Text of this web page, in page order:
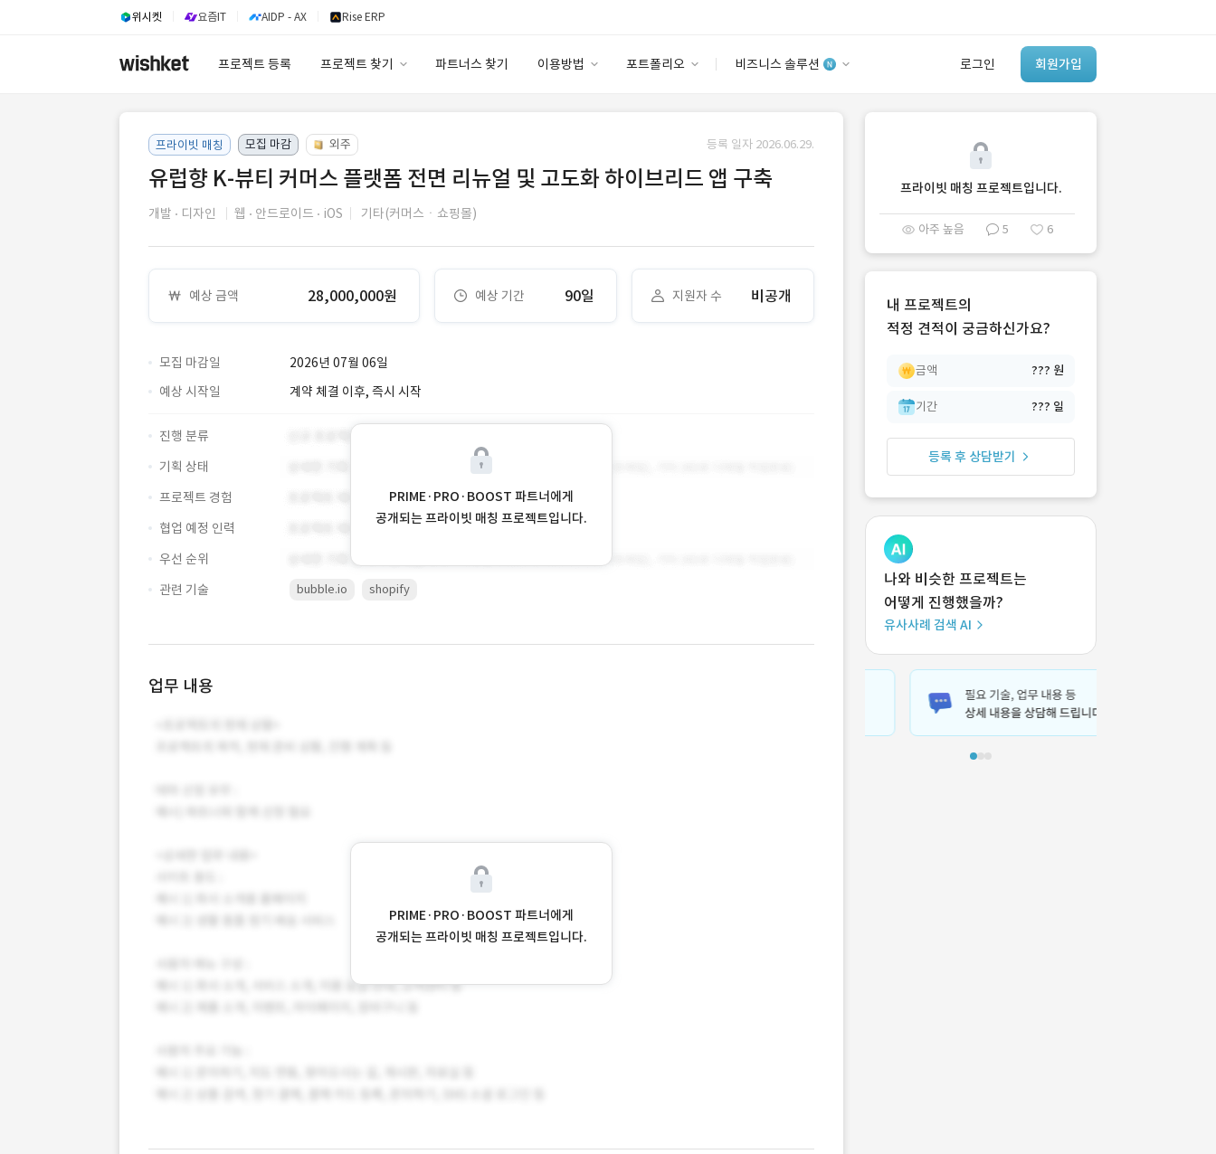
위시켓 요즘IT AIDP - AX Rise ERP
프로젝트 등록 프로젝트 찾기 파트너스 찾기 이용방법 포트폴리오 비즈니스 솔루션 로그인 회원가입
유사사례 검색 AI
이용요금
고객센터
안심 코드 케어
솔루션 마켓
스토어
유사사례 검색 AI
‘이런 거’ 만들어본
개발 회사 있어?
바로가기
프라이빗 매칭 모집 마감 외주 등록 일자 2026.06.29.
유럽향 K-뷰티 커머스 플랫폼 전면 리뉴얼 및 고도화 하이브리드 앱 구축
개발 디자인 웹 안드로이드 iOS 기타(커머스ㆍ쇼핑몰)
예상 금액 28,000,000원 예상 기간 90일 지원자 수 비공개
모집 마감일 2026년 07월 06일
PRIME·PRO·BOOST 파트너에게
공개되는 프라이빗 매칭 프로젝트입니다.
예상 시작일 계약 체결 이후, 즉시 시작
진행 분류
기획 상태
프로젝트 경험
협업 예정 인력
우선 순위
관련 기술
bubble.io shopify
업무 내용
PRIME·PRO·BOOST 파트너에게
공개되는 프라이빗 매칭 프로젝트입니다.
프라이빗 매칭 프로젝트입니다.
아주 높음 5 6
내 프로젝트의
적정 견적이 궁금하신가요?
금액 ??? 원
기간 ??? 일
등록 후 상담받기
나와 비슷한 프로젝트는
어떻게 진행했을까?
유사사례 검색 AI